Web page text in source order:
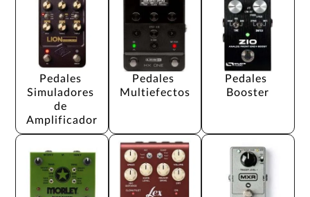
Pedales
Simuladores
de
Amplificador
Pedales
Multiefectos
Pedales
Booster